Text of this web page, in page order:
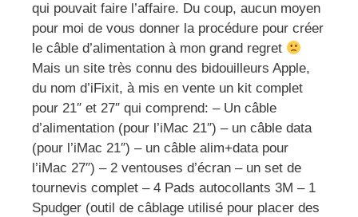
qui pouvait faire l’affaire. Du coup, aucun moyen
pour moi de vous donner la procédure pour créer
le câble d’alimentation à mon grand regret
Mais un site très connu des bidouilleurs Apple,
du nom d’iFixit, à mis en vente un kit complet
pour 21″ et 27″ qui comprend: – Un câble
d’alimentation (pour l’iMac 21″) – un câble data
(pour l’iMac 21″) – un câble alim+data pour
l’iMac 27″) – 2 ventouses d’écran – un set de
tournevis complet – 4 Pads autocollants 3M – 1
Spudger (outil de câblage utilisé pour placer des